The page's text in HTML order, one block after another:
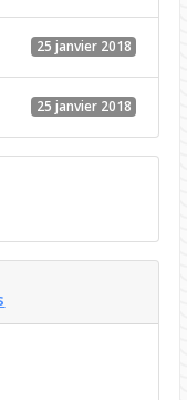
25 janvier 2018
25 janvier 2018